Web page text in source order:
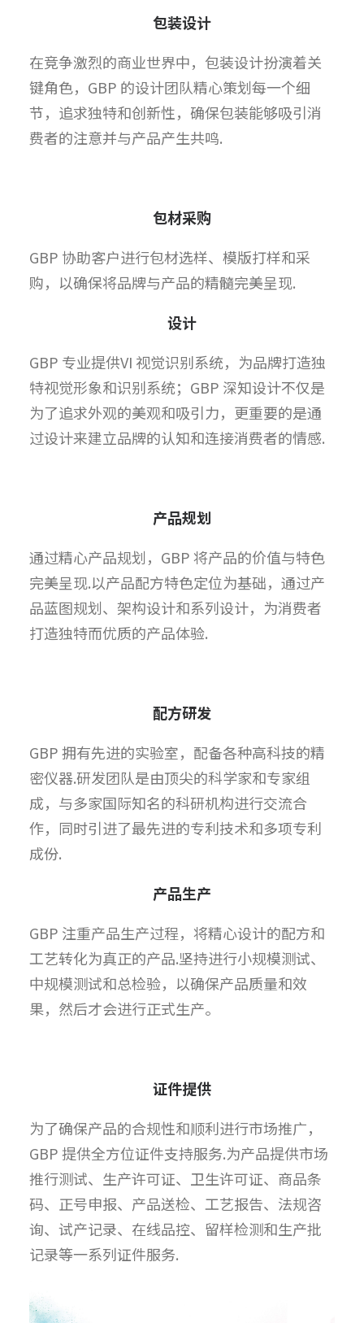
包装设计
在竞争激烈的商业世界中，包装设计扮演着关
键角色，GBP 的设计团队精心策划每一个细
节，追求独特和创新性，确保包装能够吸引消
费者的注意并与产品产生共鸣.
包材采购
GBP 协助客户进行包材选样、模版打样和采
购，以确保将品牌与产品的精髓完美呈现.
设计
GBP 专业提供VI 视觉识别系统，为品牌打造独
特视觉形象和识别系统；GBP 深知设计不仅是
为了追求外观的美观和吸引力，更重要的是通
过设计来建立品牌的认知和连接消费者的情感.
产品规划
通过精心产品规划，GBP 将产品的价值与特色
完美呈现.以产品配方特色定位为基础，通过产
品蓝图规划、架构设计和系列设计，为消费者
打造独特而优质的产品体验.
配方研发
GBP 拥有先进的实验室，配备各种高科技的精
密仪器.研发团队是由顶尖的科学家和专家组
成，与多家国际知名的科研机构进行交流合
作，同时引进了最先进的专利技术和多项专利
成份.
产品生产
GBP 注重产品生产过程，将精心设计的配方和
工艺转化为真正的产品.坚持进行小规模测试、
中规模测试和总检验，以确保产品质量和效
果，然后才会进行正式生产。
证件提供
为了确保产品的合规性和顺利进行市场推广，
GBP 提供全方位证件支持服务.为产品提供市场
推行测试、生产许可证、卫生许可证、商品条
码、正号申报、产品送检、工艺报告、法规咨
询、试产记录、在线品控、留样检测和生产批
记录等一系列证件服务.